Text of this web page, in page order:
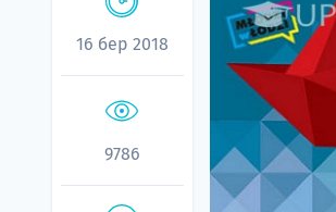
16 бер 2018
9786